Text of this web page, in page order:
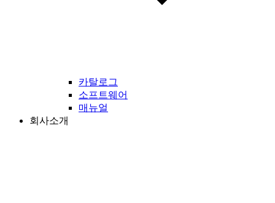
카탈로그
소프트웨어
매뉴얼
회사소개